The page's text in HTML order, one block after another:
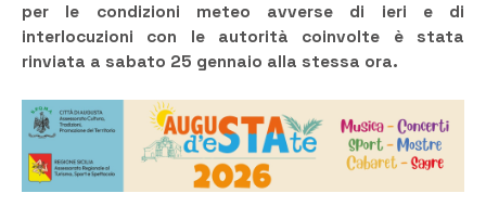
per le condizioni meteo avverse di ieri e di
interlocuzioni con le autorità coinvolte è stata
rinviata a sabato 25 gennaio alla stessa ora.